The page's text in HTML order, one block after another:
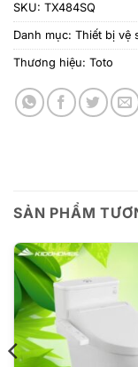
SKU: TX484SQ
Danh mục: Thiết bị vệ
Thương hiệu: Toto
SẢN PHẨM